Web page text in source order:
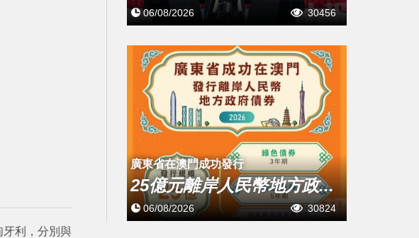
牙利，分別與
06/08/2026 30456
廣東省在澳門成功發行
25億元離岸人民幣地方政...
06/08/2026 30824